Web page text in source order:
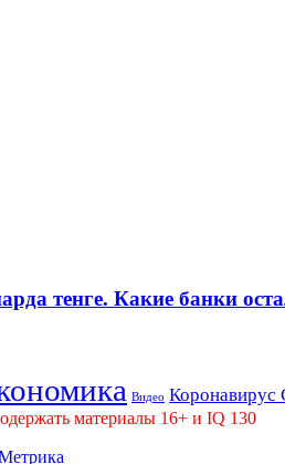
тенге. Какие банки
Видео Коронавирус
материалы 16+ и IQ 130